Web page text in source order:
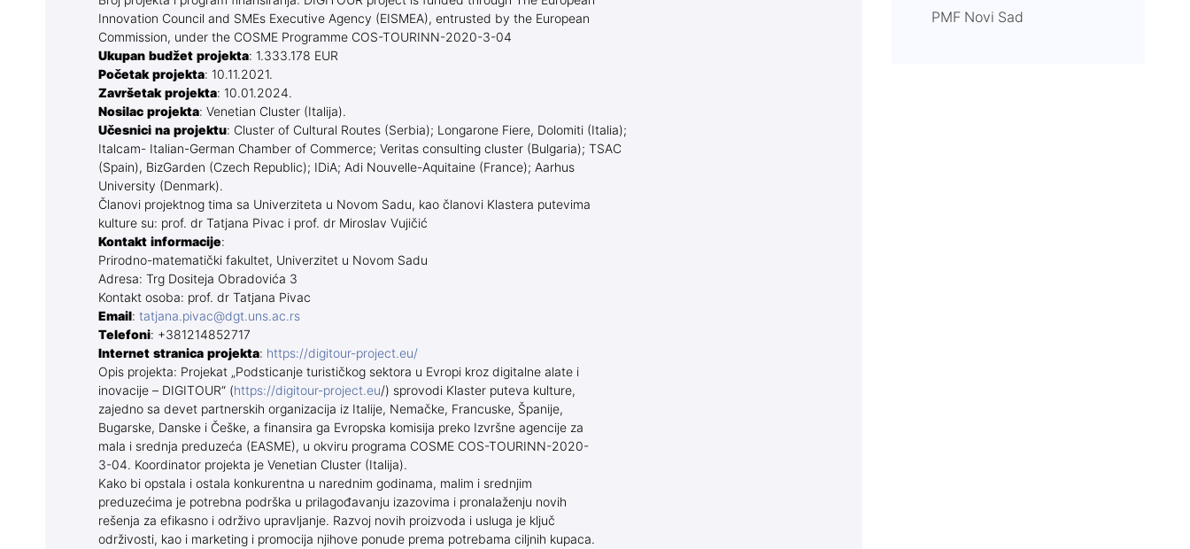
Newsletter za studente
Akreditаcije studijskih
programa
Prethodni studijski programi
Innovation Council and SMEs Executive Agency (EISMEA), entrusted by the European
Commission, under the COSME Programme COS-TOURINN-2020-3-04
Ukupan budžet projekta: 1.333.178 EUR
Početak projekta: 10.11.2021.
Završetak projekta: 10.01.2024.
Nosilac projekta: Venetian Cluster (Italija).
Učesnici na projektu: Cluster of Cultural Routes (Serbia); Longarone Fiere, Dolomiti (Italia);
Italcam- Italian-German Chamber of Commerce; Veritas consulting cluster (Bulgaria); TSAC
(Spain), BizGarden (Czech Republic); IDiA; Adi Nouvelle-Aquitaine (France); Aarhus
University (Denmark).
Članovi projektnog tima sa Univerziteta u Novom Sadu, kao članovi Klastera putevima
kulture su: prof. dr Tatjana Pivac i prof. dr Miroslav Vujičić
Kontakt informacije:
Prirodno-matematički fakultet, Univerzitet u Novom Sadu
Adresa: Trg Dositeja Obradovića 3
Kontakt osoba: prof. dr Tatjana Pivac
Email: tatjana.pivac@dgt.uns.ac.rs
Telefoni: +381214852717
Internet stranica projekta: https://digitour-project.eu/
Opis projekta: Projekat „Podsticanje turističkog sektora u Evropi kroz digitalne alate i
inovacije – DIGITOUR“ (https://digitour-project.eu/) sprovodi Klaster puteva kulture,
zajedno sa devet partnerskih organizacija iz Italije, Nemačke, Francuske, Španije,
Bugarske, Danske i Češke, a finansira ga Evropska komisija preko Izvršne agencije za
mala i srednja preduzeća (EASME), u okviru programa COSME COS-TOURINN-2020-
3-04. Koordinator projekta je Venetian Cluster (Italija).
Kako bi opstala i ostala konkurentna u narednim godinama, malim i srednjim
preduzećima je potrebna podrška u prilagođavanju izazovima i pronalaženju novih
rešenja za efikasno i održivo upravljanje. Razvoj novih proizvoda i usluga je ključ
održivosti, kao i marketing i promocija njihove ponude prema potrebama ciljnih kupaca.
PMF Novi Sad